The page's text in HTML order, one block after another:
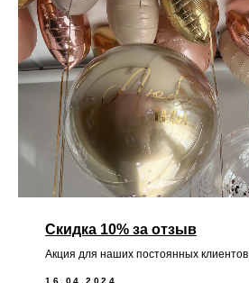
Скидка 10% за отзыв
Акция для наших постоянных клиентов
16.04.2024